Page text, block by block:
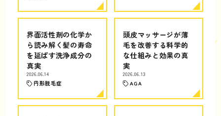
界面活性剤の化学か
ら読み解く髪の寿命
を延ばす洗浄成分の
真実
2026.06.14
円形脱毛症
頭皮マッサージが薄
毛を改善する科学的
な仕組みと効果の真
実
2026.06.13
AGA